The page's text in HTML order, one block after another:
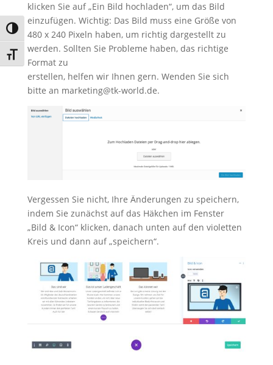
Umschalten auf hohe Kontraste
Schrift vergrößern
klicken Sie auf „Ein Bild hochladen“, um das Bild
einzufügen. Wichtig: Das Bild muss eine Größe von
480 x 240 Pixeln haben, um richtig dargestellt zu
werden. Sollten Sie Probleme haben, das richtige
Format zu
erstellen, helfen wir Ihnen gern. Wenden Sie sich
bitte an marketing@tk-world.de.
Vergessen Sie nicht, Ihre Änderungen zu speichern,
indem Sie zunächst auf das Häkchen im Fenster
„Bild & Icon“ klicken, danach unten auf den violetten
Kreis und dann auf „speichern“.